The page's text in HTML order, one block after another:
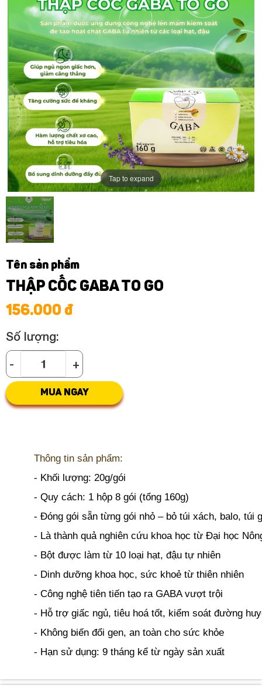
Tap to expand
Tên sản phẩm
THẬP CỐC GABA TO GO
156.000 đ
Số lượng:
-
+
MUA NGAY
Thông tin sản phẩm:
- Khối lượng: 20g/gói
- Quy cách: 1 hộp 8 gói (tổng 160g)
- Đóng gói sẵn từng gói nhỏ – bỏ túi xách, balo, túi
- Là thành quả nghiên cứu khoa học từ Đại học
- Bột được làm từ 10 loại hạt, đậu tự nhiên
- Dinh dưỡng khoa học, sức khoẻ từ thiên nhiên
- Công nghệ tiên tiến tạo ra GABA vượt trội
- Hỗ trợ giấc ngủ, tiêu hoá tốt, kiểm soát đường
- Không biến đổi gen, an toàn cho sức khỏe
- Hạn sử dụng: 9 tháng kể từ ngày sản xuất